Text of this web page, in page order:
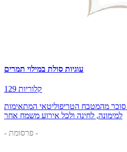
עוגיות סולת במילוי תמרים
129 קלוריות
סוכר מהמטבח הטריפוליטאי המתאימות
למימונה, לחינה ולכל אירוע משמח אחר
- פרסומת -